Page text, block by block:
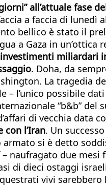
all’attuale fase
a faccia di lunedì
bellico è stato il
a Gaza in
miliardari
. Doha, da
La tragedia
l’unico possibile
“b&b” del
di vecchia data
l’Iran. Un
si è detto
due
di dieci ostaggi
vivi